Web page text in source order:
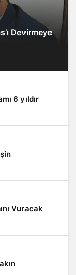
Devirmeye
6 yıldır
Vuracak